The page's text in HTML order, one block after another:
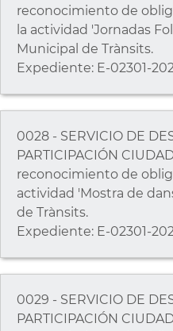
reconocimiento de
la actividad 'Jornadas
Municipal de Trànsits.
Expediente: E-02301-
0028 - SERVICIO DE
PARTICIPACIÓN
reconocimiento de
actividad 'Mostra de
de Trànsits.
Expediente: E-02301-
0029 - SERVICIO DE
PARTICIPACIÓN